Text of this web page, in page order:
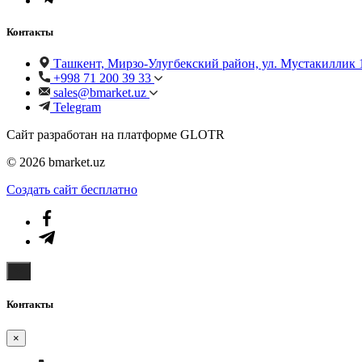
Контакты
Ташкент, Мирзо-Улугбекский район, ул. Мустакиллик
+998 71 200 39 33
sales@bmarket.uz
Telegram
Сайт разработан на платформе GLOTR
© 2026 bmarket.uz
Создать cайт бесплатно
Контакты
×